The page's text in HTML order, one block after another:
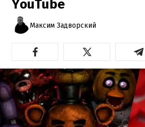
YouTube
Максим Задворский